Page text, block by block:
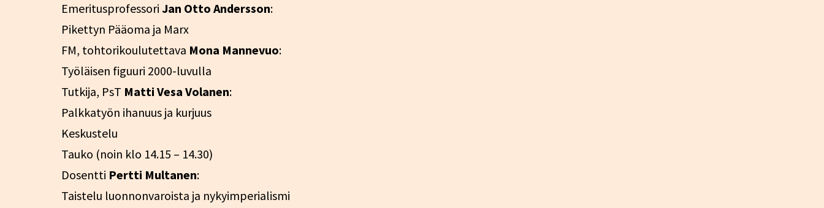
Emeritusprofessori Jan Otto Andersson:
Pikettyn Pääoma ja Marx
FM, tohtorikoulutettava Mona Mannevuo:
Työläisen figuuri 2000-luvulla
Tutkija, PsT Matti Vesa Volanen:
Palkkatyön ihanuus ja kurjuus
Keskustelu
Tauko (noin klo 14.15 – 14.30)
Dosentti Pertti Multanen:
Taistelu luonnonvaroista ja nykyimperialismi